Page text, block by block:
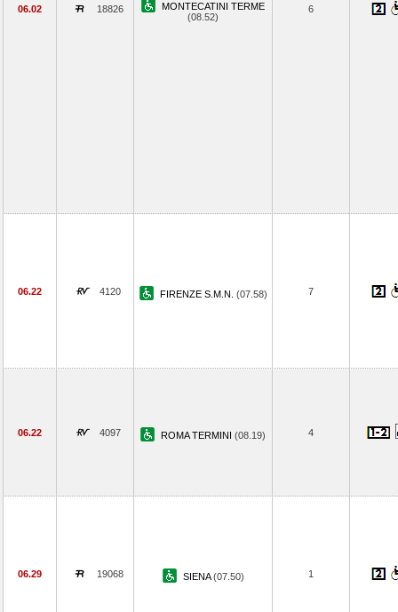
06.02 18826
MONTECATINI TERME
(08.52)
6
06.22 4120 FIRENZE S.M.N. (07.58) 7
06.22 4097 ROMA TERMINI (08.19) 4
06.29 19068 SIENA(07.50) 1